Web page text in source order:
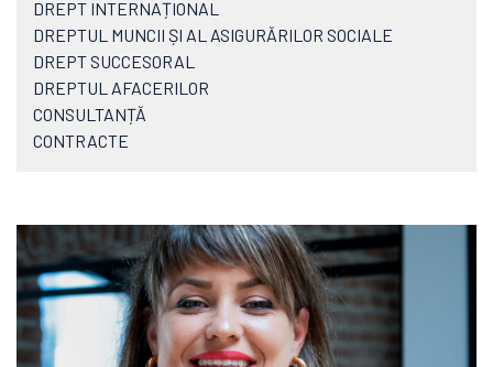
DREPT INTERNAȚIONAL
DREPTUL MUNCII ȘI AL ASIGURĂRILOR SOCIALE
DREPT SUCCESORAL
DREPTUL AFACERILOR
CONSULTANȚĂ
CONTRACTE